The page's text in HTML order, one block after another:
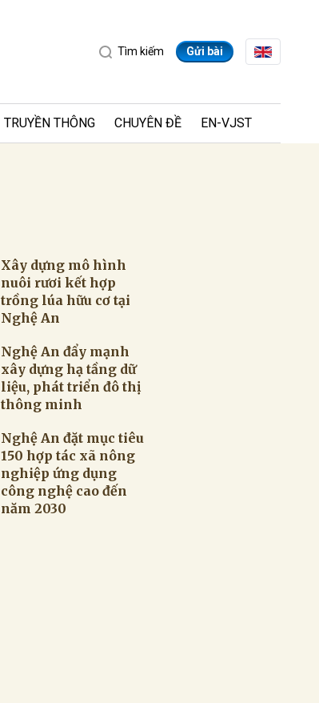
Tìm kiếm Gửi bài
TRUYỀN THÔNG CHUYÊN ĐỀ EN-VJST
Xây dựng mô hình
nuôi rươi kết hợp
trồng lúa hữu cơ tại
Nghệ An
Nghệ An đẩy mạnh
xây dựng hạ tầng dữ
liệu, phát triển đô thị
thông minh
Nghệ An đặt mục tiêu
150 hợp tác xã nông
nghiệp ứng dụng
công nghệ cao đến
năm 2030